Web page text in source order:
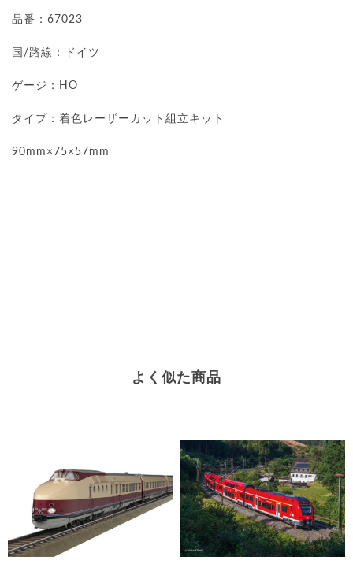
品番：67023
国/路線：ドイツ
ゲージ：HO
タイプ： 着色レーザーカット組立キット
90mm×75×57mm
よく似た商品